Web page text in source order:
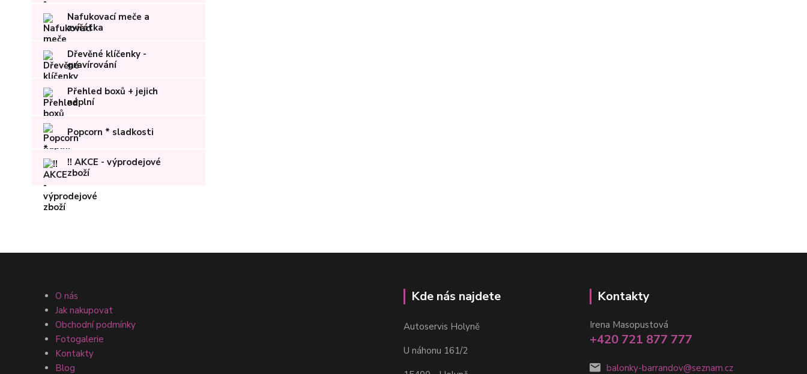
Nafukovací meče a
zvířátka
Dřevěné klíčenky -
gravírování
Přehled boxů + jejich
náplní
Popcorn * sladkosti
!! AKCE - výprodejové
zboží
O nás
Jak nakupovat
Obchodní podmínky
Fotogalerie
Kontakty
Blog
Kde nás najdete
Autoservis Holyně
U náhonu 161/2
Kontakty
Irena Masopustová
+420 721 877 777
balonky-barrandov@seznam.cz